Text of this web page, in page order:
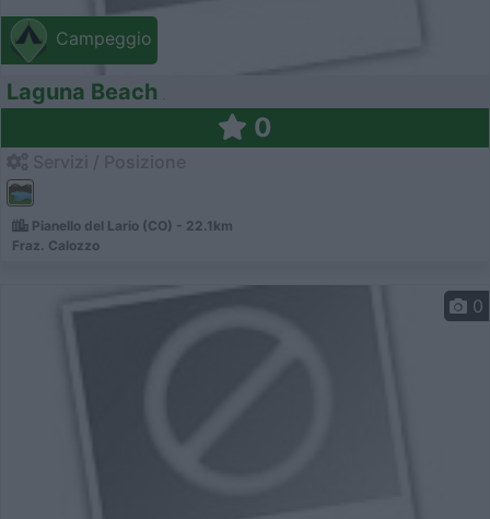
Campeggio
Laguna Beach
0
Pianello del Lario (CO) - 22.1km
Fraz. Calozzo
0